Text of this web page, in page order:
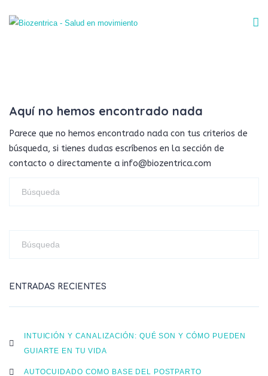
Aquí no hemos encontrado nada
Parece que no hemos encontrado nada con tus criterios de
búsqueda, si tienes dudas escríbenos en la sección de
contacto o directamente a info@biozentrica.com
ENTRADAS RECIENTES
INTUICIÓN Y CANALIZACIÓN: QUÉ SON Y CÓMO PUEDEN
GUIARTE EN TU VIDA
AUTOCUIDADO COMO BASE DEL POSTPARTO